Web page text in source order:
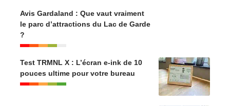
Avis Gardaland : Que vaut vraiment
le parc d’attractions du Lac de Garde
?
Test TRMNL X : L’écran e-ink de 10
pouces ultime pour votre bureau